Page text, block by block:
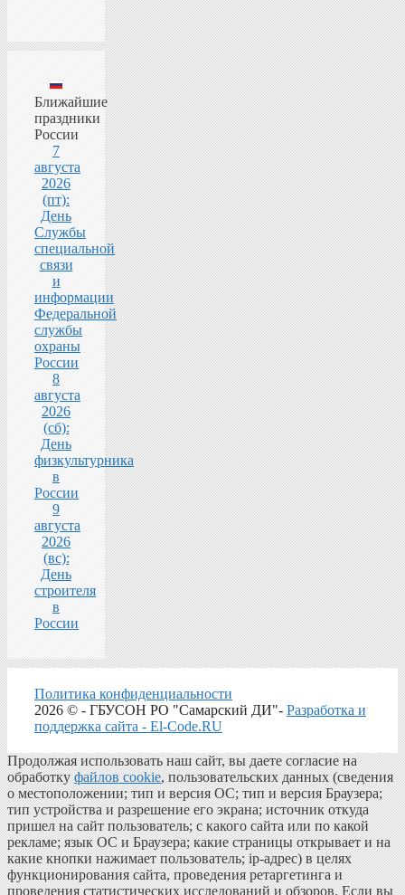
Ближайшие
праздники
России
7
августа
2026
(пт):
День
Службы
специальной
связи
и
информации
Федеральной
службы
охраны
России
8
августа
2026
(сб):
День
физкультурника
в
России
9
августа
2026
(вс):
День
строителя
в
России
Политика конфиденциальности
2026 © - ГБУСОН РО "Самарский ДИ"- Разработка и
поддержка сайта - El-Code.RU
Продолжая использовать наш сайт, вы даете согласие на
обработкуфайлов cookie, пользовательских данных (сведения
о местоположении; тип и версия ОС; тип и версия Браузера;
тип устройства и разрешение его экрана; источник откуда
пришел на сайт пользователь; с какого сайта или по какой
рекламе; язык ОС и Браузера; какие страницы открывает и на
какие кнопки нажимает пользователь; ip-адрес) в целях
функционирования сайта, проведения ретаргетинга и
проведения статистических исследований и обзоров. Если вы